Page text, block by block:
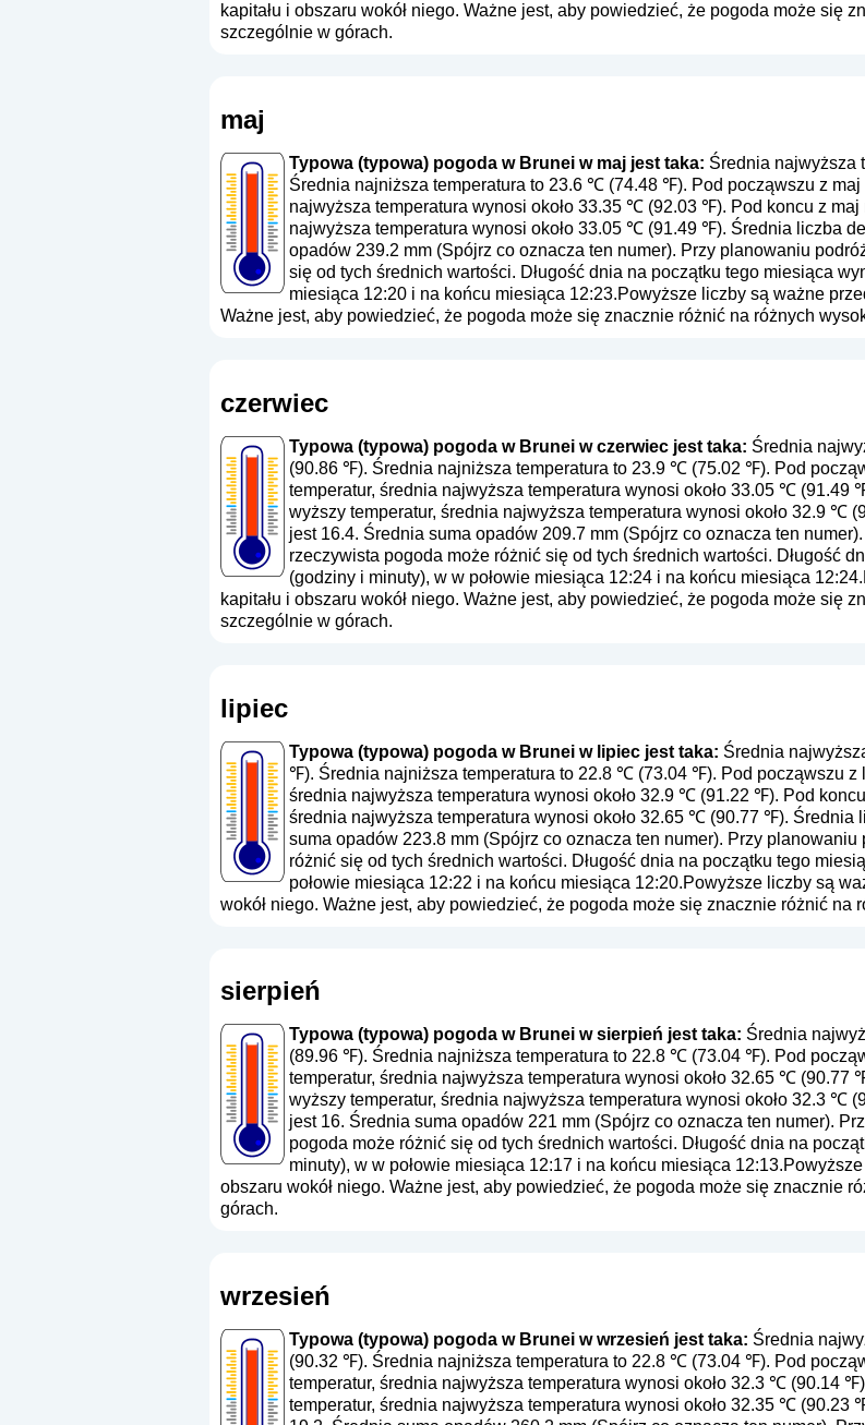
kapitału i obszaru wokół niego. Ważne jest, aby powiedzieć, że pogoda może się
szczególnie w górach.
maj
Typowa (typowa) pogoda w Brunei w maj jest taka: Średnia najwyższa
Średnia najniższa temperatura to 23.6 ℃ (74.48 ℉). Pod począwszu z
najwyższa temperatura wynosi około 33.35 ℃ (92.03 ℉). Pod koncu z
najwyższa temperatura wynosi około 33.05 ℃ (91.49 ℉). Średnia liczba
opadów 239.2 mm (Spójrz co oznacza ten numer). Przy planowaniu
się od tych średnich wartości. Długość dnia na początku tego miesiąca
miesiąca 12:20 i na końcu miesiąca 12:23.Powyższe liczby są ważne
Ważne jest, aby powiedzieć, że pogoda może się znacznie różnić na różnych
czerwiec
Typowa (typowa) pogoda w Brunei w czerwiec jest taka: Średnia
(90.86 ℉). Średnia najniższa temperatura to 23.9 ℃ (75.02 ℉). Pod
temperatur, średnia najwyższa temperatura wynosi około 33.05 ℃ (91.49
wyższy temperatur, średnia najwyższa temperatura wynosi około 32.9 ℃
jest 16.4. Średnia suma opadów 209.7 mm (Spójrz co oznacza ten numer
rzeczywista pogoda może różnić się od tych średnich wartości. Długość
(godziny i minuty), w w połowie miesiąca 12:24 i na końcu miesiąca
kapitału i obszaru wokół niego. Ważne jest, aby powiedzieć, że pogoda może się
szczególnie w górach.
lipiec
Typowa (typowa) pogoda w Brunei w lipiec jest taka: Średnia
℉). Średnia najniższa temperatura to 22.8 ℃ (73.04 ℉). Pod począwszu z
średnia najwyższa temperatura wynosi około 32.9 ℃ (91.22 ℉). Pod
średnia najwyższa temperatura wynosi około 32.65 ℃ (90.77 ℉). Średnia
suma opadów 223.8 mm (Spójrz co oznacza ten numer). Przy planowaniu
różnić się od tych średnich wartości. Długość dnia na początku tego
połowie miesiąca 12:22 i na końcu miesiąca 12:20.Powyższe liczby są
wokół niego. Ważne jest, aby powiedzieć, że pogoda może się znacznie różnić
sierpień
Typowa (typowa) pogoda w Brunei w sierpień jest taka: Średnia
(89.96 ℉). Średnia najniższa temperatura to 22.8 ℃ (73.04 ℉). Pod
temperatur, średnia najwyższa temperatura wynosi około 32.65 ℃ (90.77
wyższy temperatur, średnia najwyższa temperatura wynosi około 32.3 ℃
jest 16. Średnia suma opadów 221 mm (Spójrz co oznacza ten numer).
pogoda może różnić się od tych średnich wartości. Długość dnia na
minuty), w w połowie miesiąca 12:17 i na końcu miesiąca
obszaru wokół niego. Ważne jest, aby powiedzieć, że pogoda może się znacznie
górach.
wrzesień
Typowa (typowa) pogoda w Brunei w wrzesień jest taka: Średnia
(90.32 ℉). Średnia najniższa temperatura to 22.8 ℃ (73.04 ℉). Pod
temperatur, średnia najwyższa temperatura wynosi około 32.3 ℃ (90.14
temperatur, średnia najwyższa temperatura wynosi około 32.35 ℃